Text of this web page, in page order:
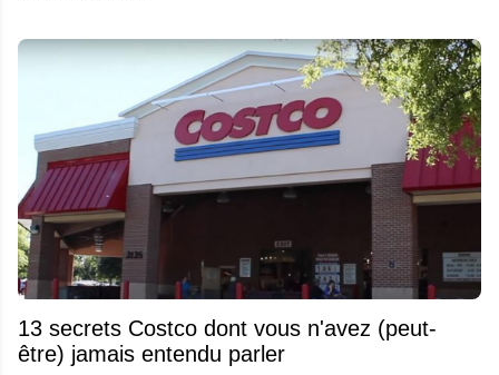
13 secrets Costco dont vous n'avez (peut-
être) jamais entendu parler